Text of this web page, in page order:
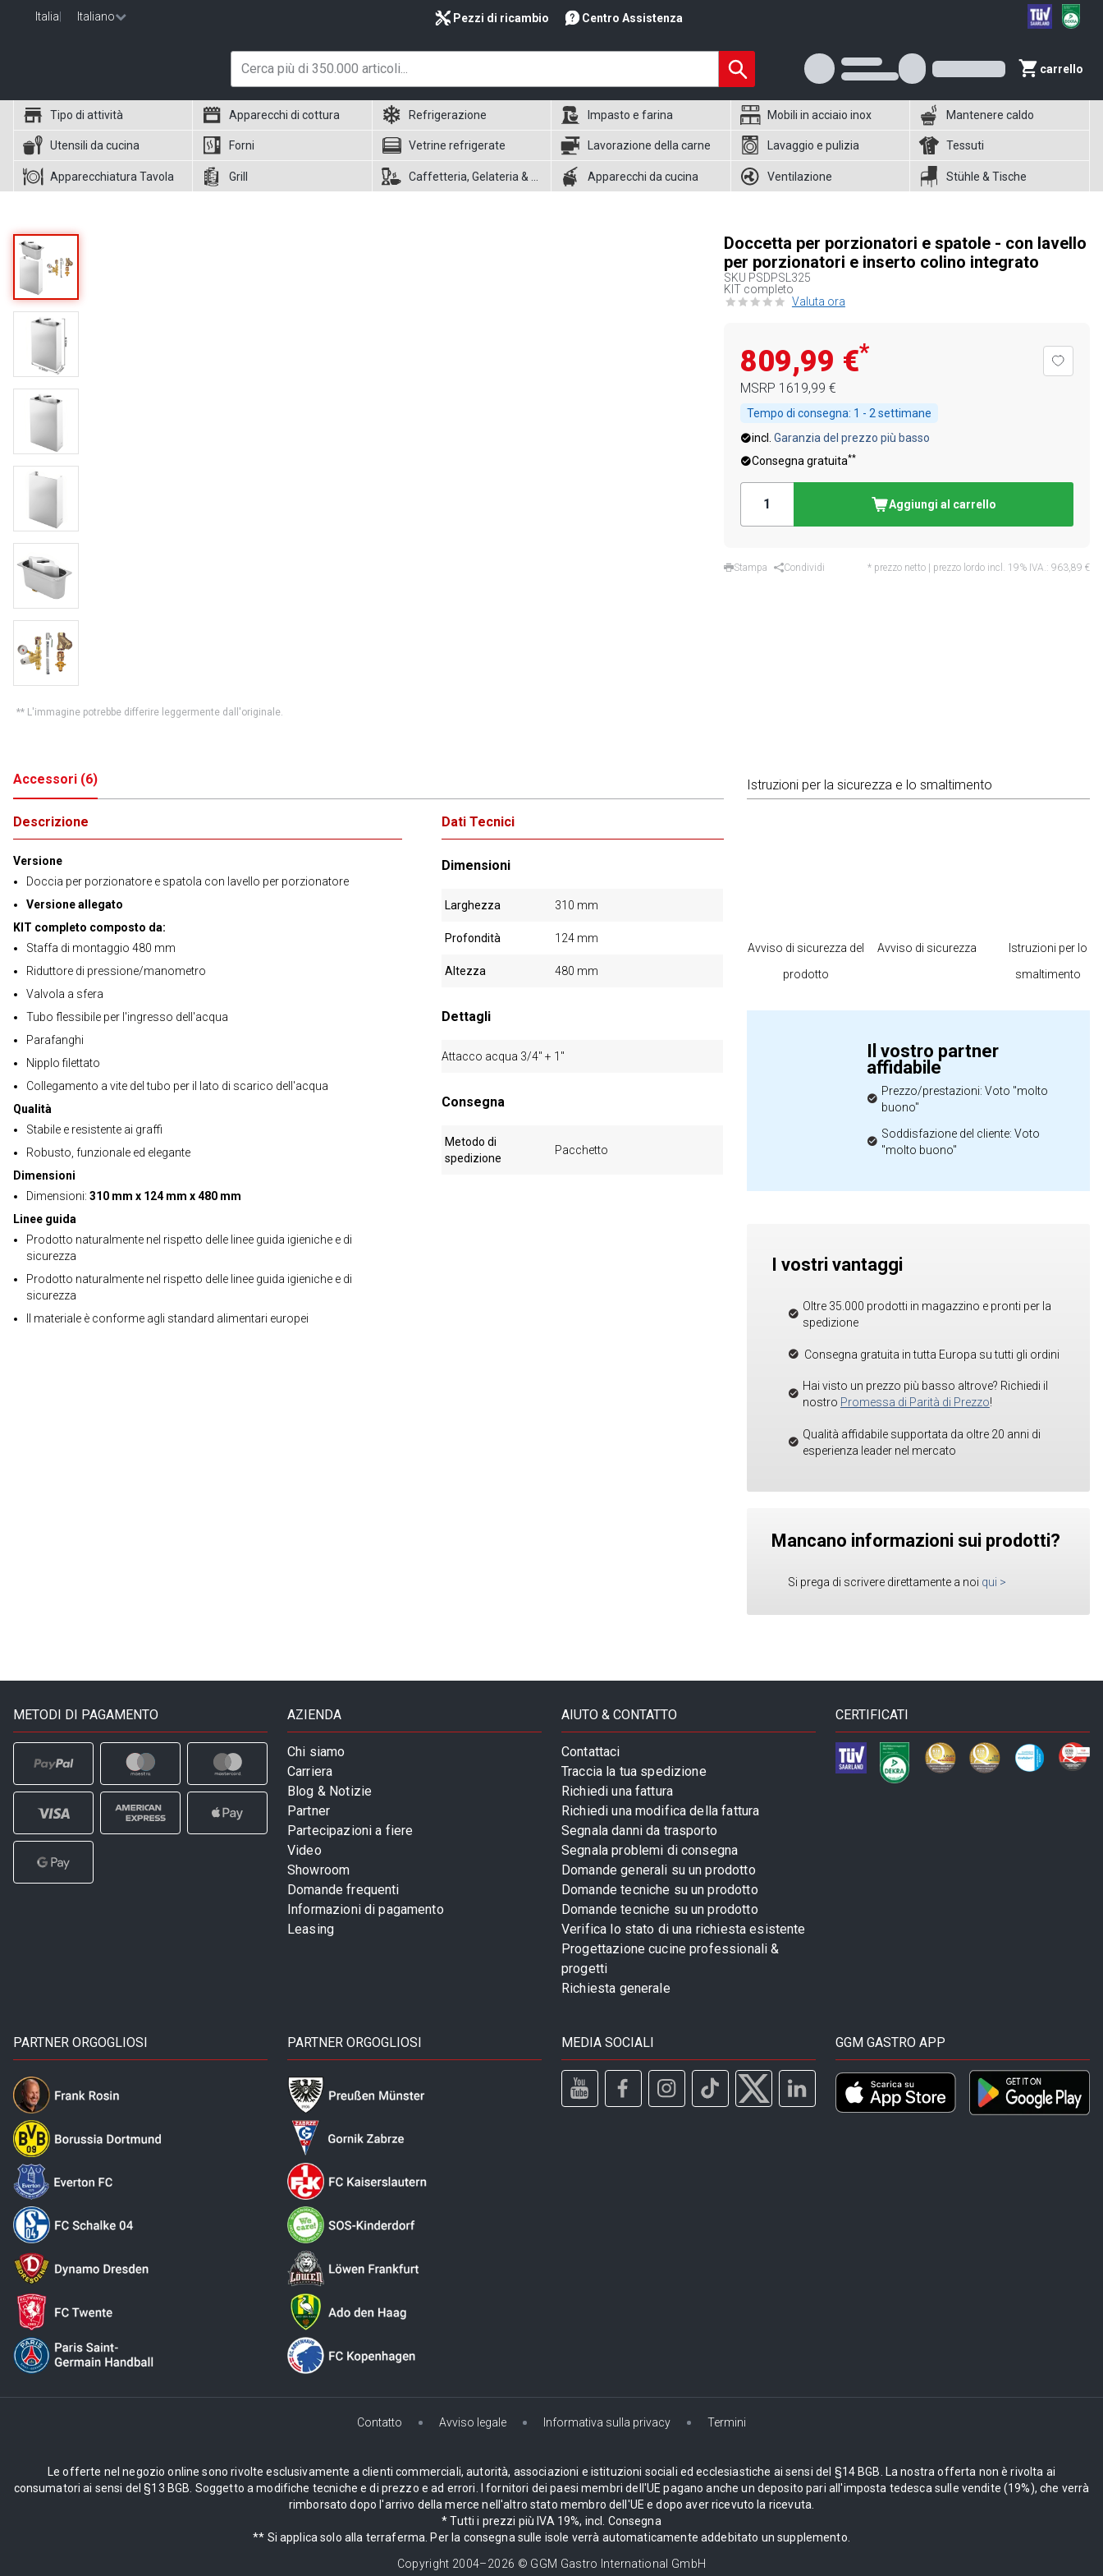
Italia Italiano Pezzi di ricambio Centro Assistenza
carrello
Tipo di attività Apparecchi di cottura Refrigerazione Impasto e farina Mobili in acciaio inox Mantenere caldo
Utensili da cucina Forni Vetrine refrigerate Lavorazione della carne Lavaggio e pulizia Tessuti
Apparecchiatura Tavola Grill Apparecchi da cucina Ventilazione Stühle & Tische
** L'immagine potrebbe differire leggermente dall'originale.
Doccetta per porzionatori e spatole - con lavello
per porzionatori e inserto colino integrato
SKU PSDPSL325
KIT completo
Valuta ora
809,99 €*
MSRP 1619,99 €
Tempo di consegna: 1 - 2 settimane
incl. Garanzia del prezzo più basso
Consegna gratuita**
Aggiungi al carrello
Stampa Condividi * prezzo netto | prezzo lordo incl. 19% IVA.: 963,89 €
Accessori (6)
Descrizione
Versione
Doccia per porzionatore e spatola con lavello per porzionatore
Versione allegato
KIT completo composto da:
Staffa di montaggio 480 mm
Riduttore di pressione/manometro
Valvola a sfera
Tubo flessibile per l'ingresso dell'acqua
Parafanghi
Nipplo filettato
Collegamento a vite del tubo per il lato di scarico dell'acqua
Qualità
Stabile e resistente ai graffi
Robusto, funzionale ed elegante
Dimensioni
Dimensioni: 310 mm x 124 mm x 480 mm
Linee guida
Prodotto naturalmente nel rispetto delle linee guida igieniche e di
sicurezza
Prodotto naturalmente nel rispetto delle linee guida igieniche e di
sicurezza
Il materiale è conforme agli standard alimentari europei
Dati Tecnici
Dimensioni
Larghezza 310 mm
Profondità 124 mm
Altezza 480 mm
Dettagli
Attacco acqua 3/4" + 1"
Consegna
Metodo di
spedizione
Pacchetto
Istruzioni per la sicurezza e lo smaltimento
Avviso di sicurezza del
prodotto
Avviso di sicurezza
Istruzioni per lo
smaltimento
Il vostro partner
affidabile
Prezzo/prestazioni: Voto "molto
buono"
Soddisfazione del cliente: Voto
"molto buono"
I vostri vantaggi
Oltre 35.000 prodotti in magazzino e pronti per la
spedizione
Consegna gratuita in tutta Europa su tutti gli ordini
Hai visto un prezzo più basso altrove? Richiedi il
nostro Promessa di Parità di Prezzo!
Qualità affidabile supportata da oltre 20 anni di
esperienza leader nel mercato
Mancano informazioni sui prodotti?
Si prega di scrivere direttamente a noi qui >
METODI DI PAGAMENTO AZIENDA
Chi siamo
Carriera
Blog & Notizie
Partner
Partecipazioni a fiere
Video
Showroom
Domande frequenti
Informazioni di pagamento
Leasing
AIUTO & CONTATTO
Contattaci
Traccia la tua spedizione
Richiedi una fattura
Richiedi una modifica della fattura
Segnala danni da trasporto
Segnala problemi di consegna
Domande generali su un prodotto
Domande tecniche su un prodotto
Domande tecniche su un prodotto
Verifica lo stato di una richiesta esistente
Progettazione cucine professionali &
progetti
Richiesta generale
CERTIFICATI
PARTNER ORGOGLIOSI PARTNER ORGOGLIOSI MEDIA SOCIALI GGM GASTRO APP
Contatto Avviso legale Informativa sulla privacy Termini
Le offerte nel negozio online sono rivolte esclusivamente a clienti commerciali, autorità, associazioni e istituzioni sociali ed ecclesiastiche ai sensi del §14 BGB. La nostra offerta non è rivolta ai
consumatori ai sensi del §13 BGB. Soggetto a modifiche tecniche e di prezzo e ad errori. I fornitori dei paesi membri dell'UE pagano anche un deposito pari all'imposta tedesca sulle vendite (19%), che verrà
rimborsato dopo l'arrivo della merce nell'altro stato membro dell'UE e dopo aver ricevuto la ricevuta.
* Tutti i prezzi più IVA 19%, incl. Consegna
** Si applica solo alla terraferma. Per la consegna sulle isole verrà automaticamente addebitato un supplemento.
Copyright 2004–2026 © GGM Gastro International GmbH